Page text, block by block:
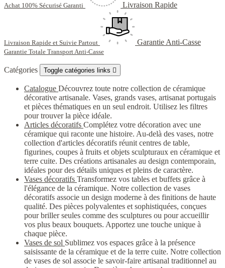
Achat 100% Sécurisé Garanti Livraison Rapide
Livraison Rapide et Suivie Partout Garantie Anti-Casse
Garantie Totale Transport Anti-Casse
Catégories Toggle catégories links 
Catalogue Découvrez toute notre collection de céramique
décorative artisanale. Vases, grands vases, artisanat portugais
et pièces thématiques en un seul endroit. Utilisez les filtres
pour trouver la pièce idéale.
Articles décoratifs Complétez votre décoration avec une
céramique qui raconte une histoire. Au-delà des vases, notre
collection d'articles décoratifs réunit centres de table,
figurines, coupes à fruits et objets sculpturaux en céramique et
terre cuite. Des créations artisanales au design contemporain,
idéales pour des détails uniques et pleins de caractère.
Vases décoratifs Transformez vos tables et buffets grâce à
l'élégance de la céramique. Notre collection de vases
décoratifs associe un design moderne à des finitions de haute
qualité. Des pièces polyvalentes et sophistiquées, conçues
pour briller seules comme des sculptures ou pour accueillir
vos plus beaux bouquets. Apportez une touche unique à
chaque pièce.
Vases de sol Sublimez vos espaces grâce à la présence
saisissante de la céramique et de la terre cuite. Notre collection
de vases de sol associe le savoir-faire artisanal traditionnel au